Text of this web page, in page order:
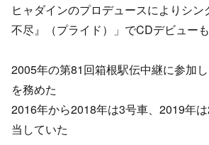
ヒャダインのプロデュースによりシ
不尽』（プライド）」でCDデビュー
2005年の第81回箱根駅伝中継に参加し
を務めた
2016年から2018年は3号車、2019年
当していた